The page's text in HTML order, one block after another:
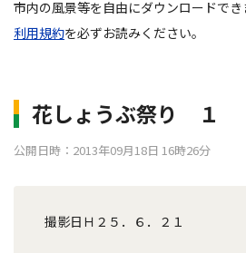
市内の風景等を自由にダウンロードで
利用規約を必ずお読みください。
花しょうぶ祭り １
公開日時：2013年09月18日 16時26分
撮影日Ｈ２５．６．２１